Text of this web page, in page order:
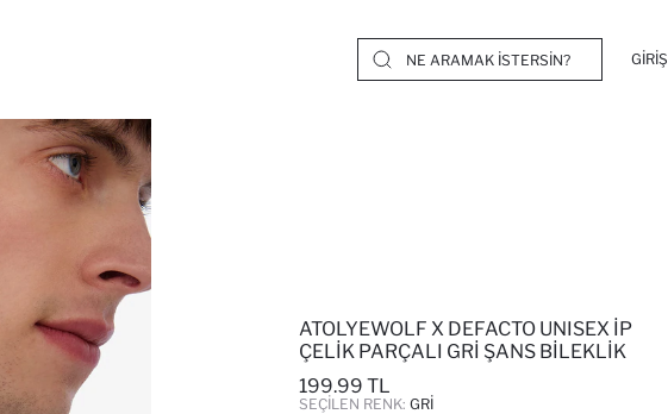
GIRIŞ
ATOLYEWOLF X DEFACTO UNISEX İP
ÇELIK PARÇALI GRI ŞANS BILEKLIK
199.99 TL
SEÇILEN RENK: GRI